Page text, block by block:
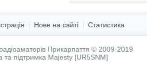
Нове на сайті Статистика
Прикарпаття © 2009-2019
та підтримка Majesty [UR5SNM]